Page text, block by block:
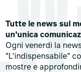
Tutte le news sul
un'unica
Ogni venerdi la
"L'indispensabile"
mostre e